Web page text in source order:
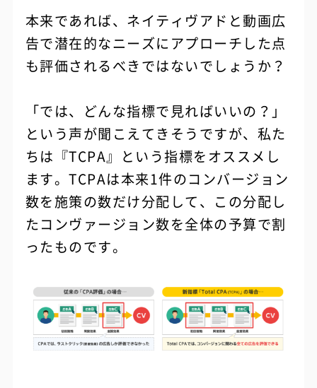
本来であれば、ネイティヴアドと動画広
告で潜在的なニーズにアプローチした点
も評価されるべきではないでしょうか？
「では、どんな指標で見ればいいの？」
という声が聞こえてきそうですが、私た
ちは『TCPA』という指標をオススメし
ます。TCPAは本来1件のコンバージョン
数を施策の数だけ分配して、この分配し
たコンヴァージョン数を全体の予算で割
ったものです。